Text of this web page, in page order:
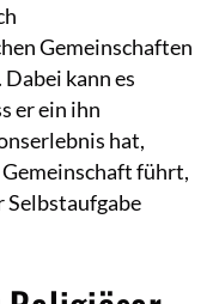
Gemeinschaften
kann es
er ein ihn
hat,
führt,
Selbstaufgabe